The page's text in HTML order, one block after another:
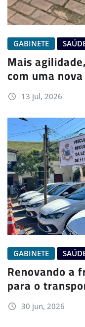
GABINETE
Mais
com uma
13 jul, 2026
GABINETE
Renovando a
para o
30 jun, 2026